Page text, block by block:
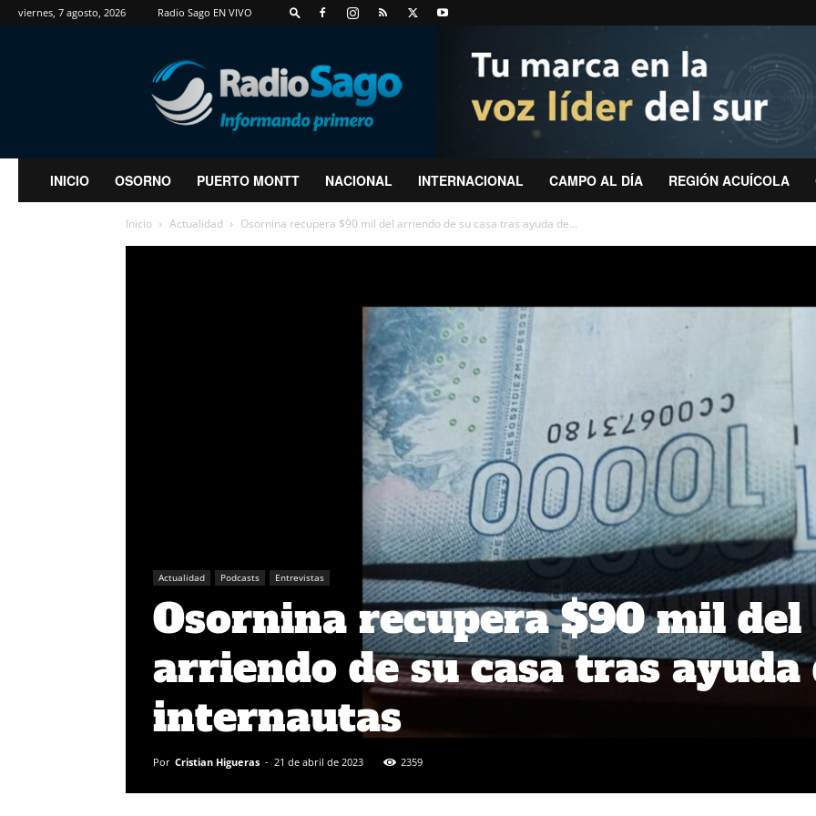
viernes, 7 agosto, 2026 Radio Sago EN VIVO
RadioSago
INICIO OSORNO PUERTO MONTT NACIONAL INTERNACIONAL CAMPO AL DÍA REGIÓN ACUÍCOLA
Inicio Actualidad Osornina recupera $90 mil del arriendo de su casa tras ayuda de...
Actualidad Podcasts Entrevistas
Osornina recupera $90 mil del
arriendo de su casa tras ayuda
internautas
Por Cristian Higueras - 21 de abril de 2023 2359